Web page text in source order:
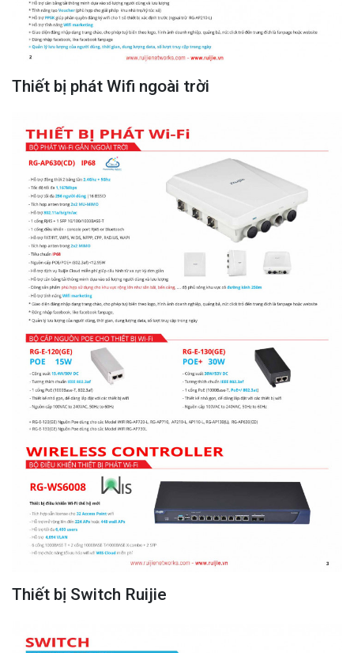
Thiết bị phát Wifi ngoài trời
Thiết bị Switch Ruijie